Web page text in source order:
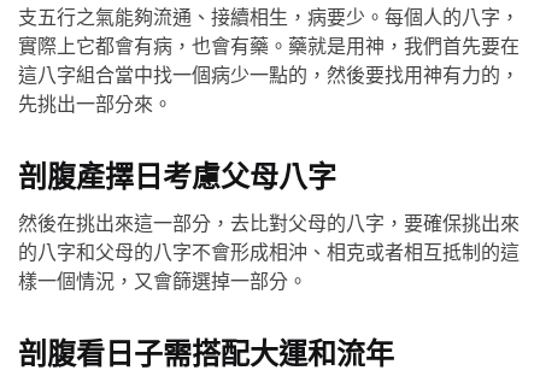
支五行之氣能夠流通、接續相生，病要少。每個人的八字，
實際上它都會有病，也會有藥。藥就是用神，我們首先要在
這八字組合當中找一個病少一點的，然後要找用神有力的，
先挑出一部分來。
剖腹產擇日考慮父母八字
然後在挑出來這一部分，去比對父母的八字，要確保挑出來
的八字和父母的八字不會形成相沖、相克或者相互抵制的這
樣一個情況，又會篩選掉一部分。
剖腹看日子需搭配大運和流年